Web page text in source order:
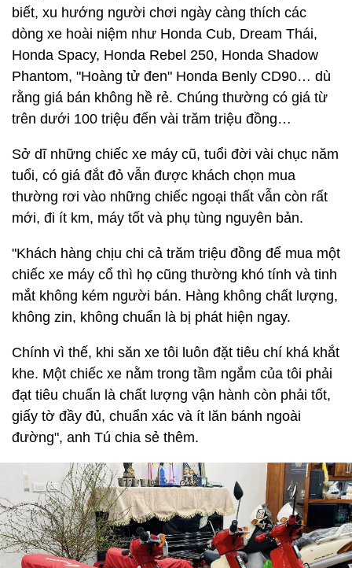
biết, xu hướng người chơi ngày càng thích các
dòng xe hoài niệm như Honda Cub, Dream Thái,
Honda Spacy, Honda Rebel 250, Honda Shadow
Phantom, "Hoàng tử đen" Honda Benly CD90… dù
rằng giá bán không hề rẻ. Chúng thường có giá từ
trên dưới 100 triệu đến vài trăm triệu đồng…
Sở dĩ những chiếc xe máy cũ, tuổi đời vài chục năm
tuổi, có giá đắt đỏ vẫn được khách chọn mua
thường rơi vào những chiếc ngoại thất vẫn còn rất
mới, đi ít km, máy tốt và phụ tùng nguyên bản.
"Khách hàng chịu chi cả trăm triệu đồng để mua một
chiếc xe máy cổ thì họ cũng thường khó tính và tinh
mắt không kém người bán. Hàng không chất lượng,
không zin, không chuẩn là bị phát hiện ngay.
Chính vì thế, khi săn xe tôi luôn đặt tiêu chí khá khắt
khe. Một chiếc xe nằm trong tầm ngắm của tôi phải
đạt tiêu chuẩn là chất lượng vận hành còn phải tốt,
giấy tờ đầy đủ, chuẩn xác và ít lăn bánh ngoài
đường", anh Tú chia sẻ thêm.